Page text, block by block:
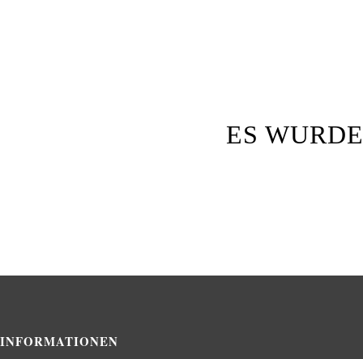
ES
INFORMATIONEN